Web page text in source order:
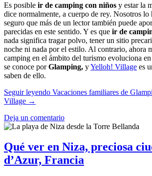
Es posible ir de camping con niños y estar la
dice normalmente, a cuerpo de rey. Nosotros lo
seguro que más de un lector también puede
parecidas en este sentido. Y es que ir de
nada significa tragar polvo, tener un sitio
noche ni nada por el estilo. Al contrario, ahora
camping en el ámbito del turismo evoluciona
se conoce porGlamping, yYelloh! Village es
saben de ello.
Seguir leyendo Vacaciones familiares de
Village →
Deja un comentario
Qué ver en Niza, preciosa
d’Azur, Francia